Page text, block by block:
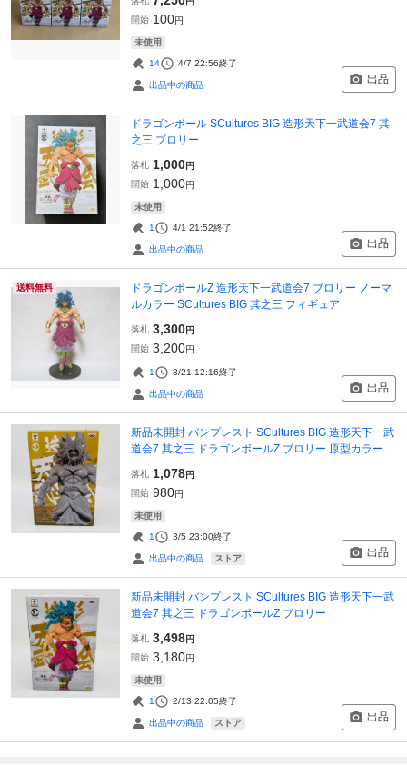
開始 100円
未使用
14 4/7 22:56終了
出品中の商品 出品
ドラゴンボール SCultures BIG 造形天下一武道会7 其
之三 ブロリー
落札 1,000円
開始 1,000円
未使用
1 4/1 21:52終了
出品中の商品 出品
送料無料
ドラゴンボールZ 造形天下一武道会7 ブロリー ノーマ
ルカラー SCultures BIG 其之三 フィギュア
落札 3,300円
開始 3,200円
1 3/21 12:16終了
出品中の商品 出品
新品未開封 バンプレスト SCultures BIG 造形天下一武
道会7 其之三 ドラゴンボールZ ブロリー 原型カラー
落札 1,078円
開始 980円
未使用
1 3/5 23:00終了
出品中の商品 ストア 出品
新品未開封 バンプレスト SCultures BIG 造形天下一武
道会7 其之三 ドラゴンボールZ ブロリー
落札 3,498円
開始 3,180円
未使用
1 2/13 22:05終了
出品中の商品 ストア 出品